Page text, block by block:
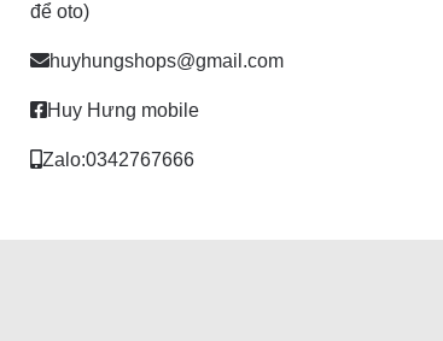
để oto)
huyhungshops@gmail.com
Huy Hưng mobile
Zalo:0342767666